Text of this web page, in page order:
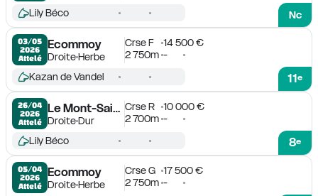
Nc
Lily Béco
03/05
2026
Attelé
Ecommoy
DroiteHerbe
Crse F
14 500 €
2 750m -
11e
Kazan de Vandel
26/04
2026
Attelé
Le Mont-Saint-Michel
DroiteDur
Crse R
10 000 €
2 700m -
8e
Lily Béco
05/04
2026
Attelé
Ecommoy
DroiteHerbe
Crse G
17 500 €
2 750m -